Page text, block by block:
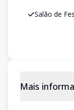
Salão de
Mais